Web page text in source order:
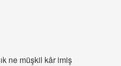
ne müşkil kâr imiş